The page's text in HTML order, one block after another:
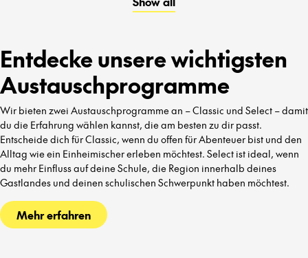
Entdecke unsere wichtigsten
Austauschprogramme
Wir bieten zwei Austauschprogramme an – Classic und Select – damit
du die Erfahrung wählen kannst, die am besten zu dir passt.
Entscheide dich für Classic, wenn du offen für Abenteuer bist und den
Alltag wie ein Einheimischer erleben möchtest. Select ist ideal, wenn
du mehr Einfluss auf deine Schule, die Region innerhalb deines
Gastlandes und deinen schulischen Schwerpunkt haben möchtest.
Mehr erfahren